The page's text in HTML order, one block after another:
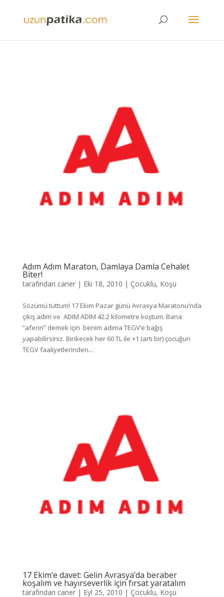
Adım Adım Maraton, Damlaya Damla Cehalet
Biter!
tarafından caner| Eki 18, 2010 | Çocuklu, Koşu
Sözümü tuttum! 17 Ekim Pazar günü Avrasya Maratonu’nda
çıkış adım ve ADIM ADIM 42.2 kilometre koştum. Bana
“aferin” demek için benim adıma TEGV’e bağış
yapabilirsiniz. Birikecek her 60 TL ile +1 (artı bir) çocuğun
TEGV faaliyetlerinden...
17 Ekim’e davet: Gelin Avrasya’da beraber
koşalım ve hayırseverlik için fırsat yaratalım
tarafından caner| Eyl 25, 2010 | Çocuklu, Koşu